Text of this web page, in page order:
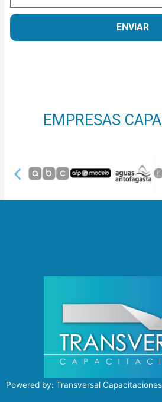
ENVIAR
EMPRESAS
Powered by: Transversal